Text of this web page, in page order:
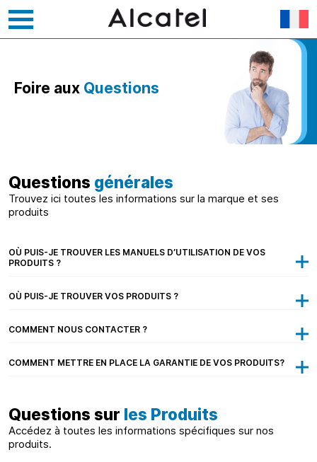
Foire aux Questions
Questions générales
Trouvez ici toutes les informations sur la marque et ses
produits
OÙ PUIS-JE TROUVER LES MANUELS D’UTILISATION DE VOS
PRODUITS ?
OÙ PUIS-JE TROUVER VOS PRODUITS ?
COMMENT NOUS CONTACTER ?
COMMENT METTRE EN PLACE LA GARANTIE DE VOS PRODUITS?
Questions sur les Produits
Accédez à toutes les informations spécifiques sur nos
produits.